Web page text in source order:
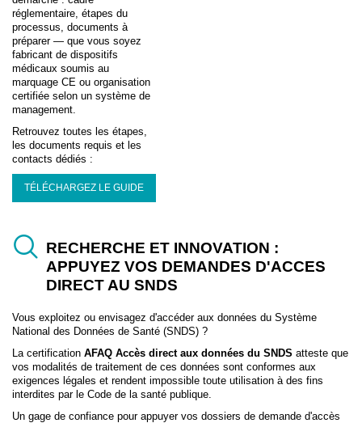
réglementaire, étapes du
processus, documents à
préparer — que vous soyez
fabricant de dispositifs
médicaux soumis au
marquage CE ou organisation
certifiée selon un système de
management.
Retrouvez toutes les étapes,
les documents requis et les
contacts dédiés :
TÉLÉCHARGEZ LE GUIDE
RECHERCHE ET INNOVATION :
APPUYEZ VOS DEMANDES D'ACCES
DIRECT AU SNDS
Vous exploitez ou envisagez d'accéder aux données du Système
National des Données de Santé (SNDS) ?
La certification AFAQ Accès direct aux données du SNDS atteste que
vos modalités de traitement de ces données sont conformes aux
exigences légales et rendent impossible toute utilisation à des fins
interdites par le Code de la santé publique.
Un gage de confiance pour appuyer vos dossiers de demande d'accès